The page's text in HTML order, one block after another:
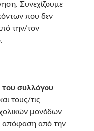
Συνεχίζουμε
που δεν
την/τον
του συλλόγου
τους/τις
μονάδων
απόφαση από την